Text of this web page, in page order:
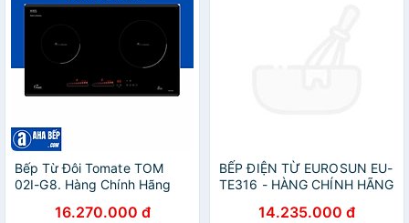
Bếp Từ Đôi Tomate TOM
02I-G8. Hàng Chính Hãng
16.270.000 đ
BẾP ĐIỆN TỪ EUROSUN EU-
TE316 - HÀNG CHÍNH HÃNG
14.235.000 đ